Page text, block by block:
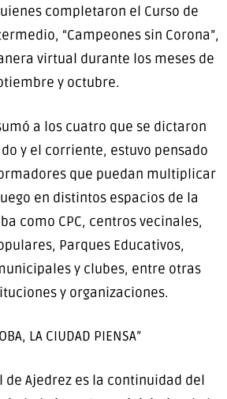
completaron el Curso de
“Campeones sin Corona”,
virtual durante los meses de
y octubre.
a los cuatro que se dictaron
y el corriente, estuvo pensado
que puedan multiplicar
en distintos espacios de la
como CPC, centros vecinales,
Parques Educativos,
y clubes, entre otras
y organizaciones.
LA CIUDAD PIENSA”
de Ajedrez es la continuidad del